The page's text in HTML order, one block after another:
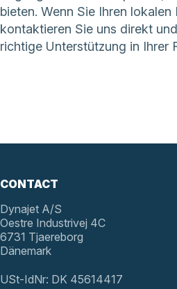
bieten. Wenn Sie Ihren
kontaktieren Sie uns direkt
richtige Unterstützung in Ihrer
CONTACT
Dynajet A/S
Oestre Industrivej 4C
6731 Tjaereborg
Dänemark
USt-IdNr: DK 45614417